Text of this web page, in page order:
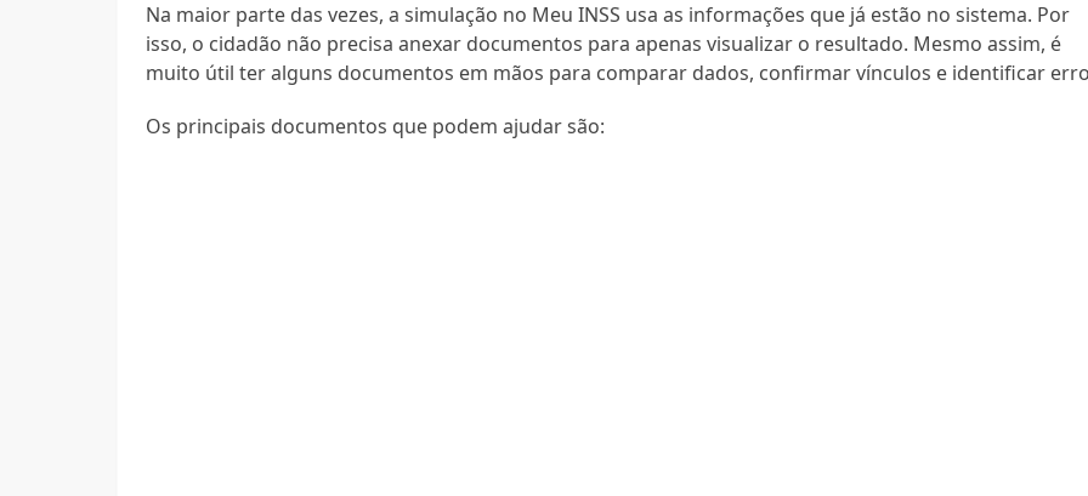
Na maior parte das vezes, a simulação no Meu INSS usa as informações que já estão no sistema. Por
isso, o cidadão não precisa anexar documentos para apenas visualizar o resultado. Mesmo assim, é
muito útil ter alguns documentos em mãos para comparar dados, confirmar vínculos e identificar
Os principais documentos que podem ajudar são: